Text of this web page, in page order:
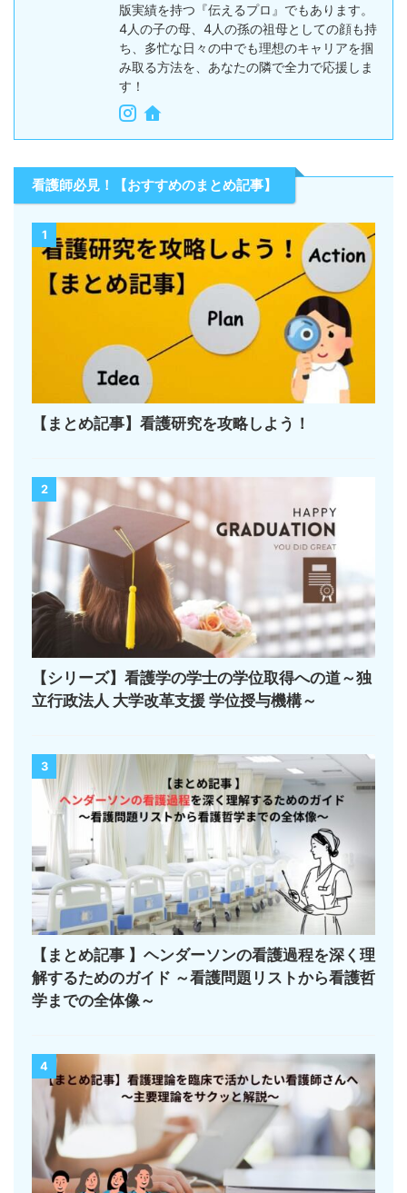
版実績を持つ『伝えるプロ』でもあります。
4人の子の母、4人の孫の祖母としての顔も持
ち、多忙な日々の中でも理想のキャリアを掴
み取る方法を、あなたの隣で全力で応援しま
す！
看護師必見！【おすすめのまとめ記事】
1
【まとめ記事】看護研究を攻略しよう！
2
【シリーズ】看護学の学士の学位取得への道～独
立行政法人 大学改革支援 学位授与機構～
3
【まとめ記事 】ヘンダーソンの看護過程を深く理
解するためのガイド ～看護問題リストから看護哲
学までの全体像～
4